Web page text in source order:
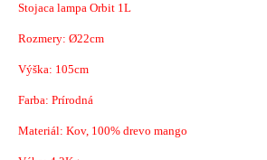
Stojaca lampa Orbit 1L
Rozmery: Ø22cm
Výška: 105cm
Farba: Prírodná
Materiál: Kov, 100% drevo mango